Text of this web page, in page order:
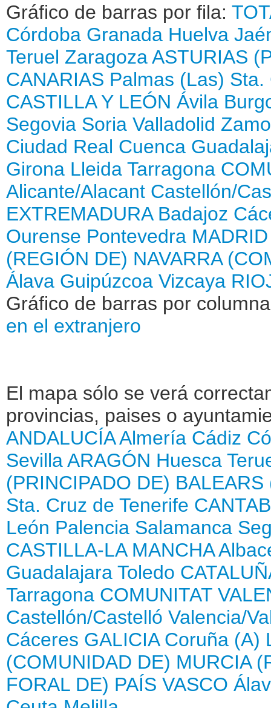
Gráfico de barras por fila:
Córdoba Granada Huelva
Teruel ZaragozaASTURIAS
CANARIAS Palmas (Las) Sta.
CASTILLA Y LEÓN Ávila
Segovia Soria Valladolid
Ciudad Real Cuenca
Girona Lleida Tarragona
Alicante/Alacant Castellón/
EXTREMADURA Badajoz
Ourense Pontevedra
(REGIÓN DE) NAVARRA
Álava Guipúzcoa Vizcaya
Gráfico de barras por
en el extranjero
El mapa sólo se verá
provincias, paises o
ANDALUCÍAAlmería Cádiz
SevillaARAGÓN Huesca
(PRINCIPADO DE) BALEARS
Sta. Cruz de Tenerife
León Palencia Salamanca
CASTILLA-LA MANCHA
Guadalajara Toledo
Tarragona COMUNITAT
Castellón/Castelló Valencia/
Cáceres GALICIA Coruña (A)
(COMUNIDAD DE) MURCIA
FORAL DE) PAÍS VASCO